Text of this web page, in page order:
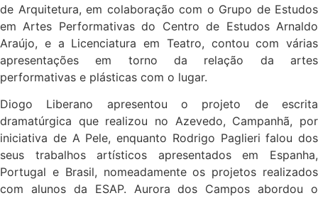
de Arquitetura, em colaboração com o Grupo de Estudos
em Artes Performativas do Centro de Estudos Arnaldo
Araújo, e a Licenciatura em Teatro, contou com várias
apresentações em torno da relação da artes
performativas e plásticas com o lugar.
Diogo Liberano apresentou o projeto de escrita
dramatúrgica que realizou no Azevedo, Campanhã, por
iniciativa de A Pele, enquanto Rodrigo Paglieri falou dos
seus trabalhos artísticos apresentados em Espanha,
Portugal e Brasil, nomeadamente os projetos realizados
com alunos da ESAP. Aurora dos Campos abordou o